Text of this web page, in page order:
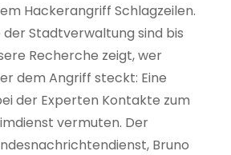
Hackerangriff Schlagzeilen.
Stadtverwaltung sind bis
Recherche zeigt, wer
dem Angriff steckt: Eine
der Experten Kontakte zum
vermuten. Der
Bruno